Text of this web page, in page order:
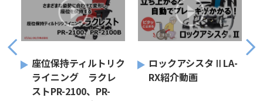
座位保持ティルトリク
ライニング ラクレ
ストPR-2100、PR-
ロックアシスタⅡLA-
RX紹介動画